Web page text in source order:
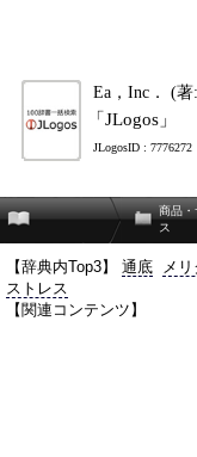
Ea，Inc． (著
「JLogos」
JLogosID : 7776272
商品・
ス
【辞典内Top3】 通底 メ
ストレス
【関連コンテンツ】